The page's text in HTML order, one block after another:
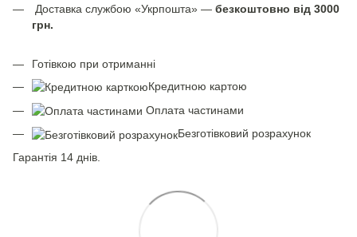
Доставка службою «Укрпошта» — безкоштовно від 3000
грн.
Готівкою при отриманні
Кредитною картою
Оплата частинами
Безготівковий розрахунок
Гарантія 14 днів.